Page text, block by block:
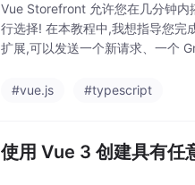
Vue Storefront 允许您在几分钟
行选择! 在本教程中,我想指导您完
扩展,可以发送一个新请求、一个
#vue.js #typescript
使用 Vue 3 创建具有任